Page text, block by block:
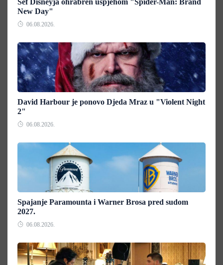
New Day"
06.08.2026.
David Harbour je ponovo Djeda Mraz u "Violent Night
2"
06.08.2026.
Spajanje Paramounta i Warner Brosa pred sudom
2027.
06.08.2026.